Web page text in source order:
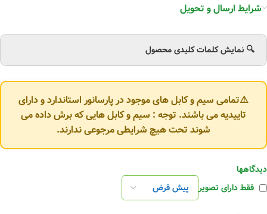
شرایط ارسال و تحویل
🔍 نمایش کلمات کلیدی محصول
⚠️تمامی سیم و کابل های موجود در پارسانور استاندارد و دارای
تاییدیه می باشند. توجه : سیم و کابل هایی که برش داده می
شوند تحت هیچ شرایطی مرجوعی ندارند.
دیدگاهها
فقط دارای تصویر